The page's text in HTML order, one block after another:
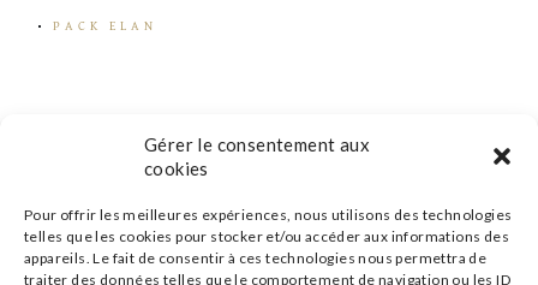
Gérer le consentement aux
cookies
Pour offrir les meilleures expériences, nous utilisons des technologies
telles que les cookies pour stocker et/ou accéder aux informations des
appareils. Le fait de consentir à ces technologies nous permettra de
traiter des données telles que le comportement de navigation ou les ID
PACK ELAN